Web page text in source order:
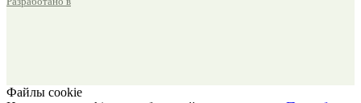
Файлы cookie